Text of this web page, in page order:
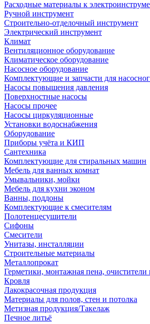
Расходные материалы к
Ручной инструмент
Строительно-отделочный инструмент
Электрический инструмент
Климат
Вентиляционное оборудование
Климатическое оборудование
Насосное оборудование
Комплектующие и запчасти для
Насосы повышения давления
Поверхностные насосы
Насосы прочее
Насосы циркуляционные
Установки водоснабжения
Оборудование
Приборы учёта и КИП
Сантехника
Комплектующие для стиральных машин
Мебель для ванных комнат
Умывальники, мойки
Мебель для кухни эконом
Ванны, поддоны
Комплектующие к смесителям
Полотенцесушители
Сифоны
Смесители
Унитазы, инсталляции
Строительные материалы
Металлопрокат
Герметики, монтажная пена,
Кровля
Лакокрасочная продукция
Материалы для полов, стен и потолка
Метизная продукция/Такелаж
Печное литьё